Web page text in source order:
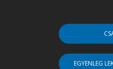
EGYENLEG